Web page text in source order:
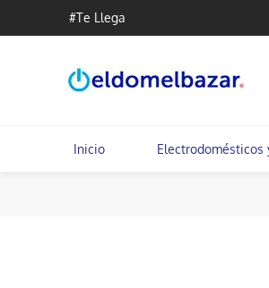
#Te Llega
Inicio Electrodomésticos